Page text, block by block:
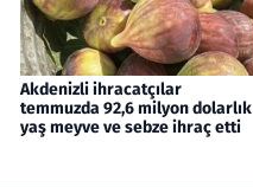
Akdenizli ihracatçılar
temmuzda 92,6 milyon dolarlık
yaş meyve ve sebze ihraç etti